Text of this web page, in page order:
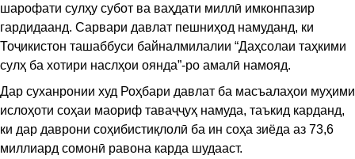
шарофати сулҳу субот ва ваҳдати миллӣ имконпазир
гардидаанд. Сарвари давлат пешниҳод намуданд, ки
Тоҷикистон ташаббуси байналмилалии “Даҳсолаи таҳкими
сулҳ ба хотири наслҳои оянда”-ро амалӣ намояд.
Дар суханронии худ Роҳбари давлат ба масъалаҳои муҳими
ислоҳоти соҳаи маориф таваҷҷуҳ намуда, таъкид карданд,
ки дар даврони соҳибистиқлолӣ ба ин соҳа зиёда аз 73,6
миллиард сомонӣ равона карда шудааст.